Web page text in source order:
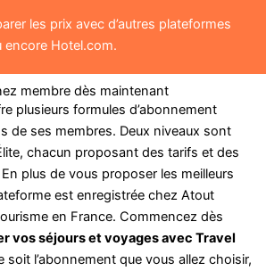
les prix avec d’autres plateformes
Hotel.com.
membre dès maintenant
plusieurs formules d’abonnement
de ses membres. Deux niveaux sont
chacun proposant des tarifs et des
plus de vous proposer les meilleurs
est enregistrée chez Atout
en France. Commencez dès
vos séjours et voyages avec Travel
soit l’abonnement que vous allez choisir,